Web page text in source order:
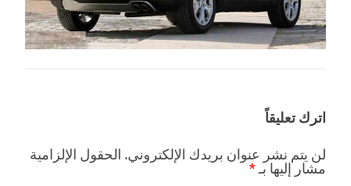
اترك تعليقاً
لن يتم نشر عنوان بريدك الإلكتروني. الحقول الإلزامية
مشار إليها بـ *